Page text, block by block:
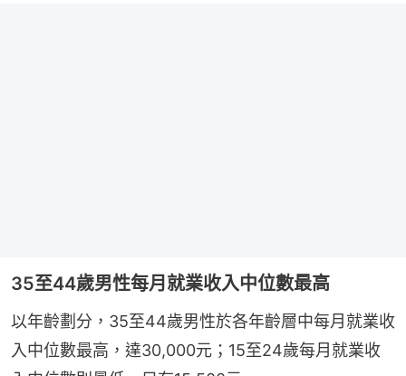
35至44歲男性每月就業收入中位數最高
以年齡劃分，35至44歲男性於各年齡層中每月就業收
入中位數最高，達30,000元；15至24歲每月就業收